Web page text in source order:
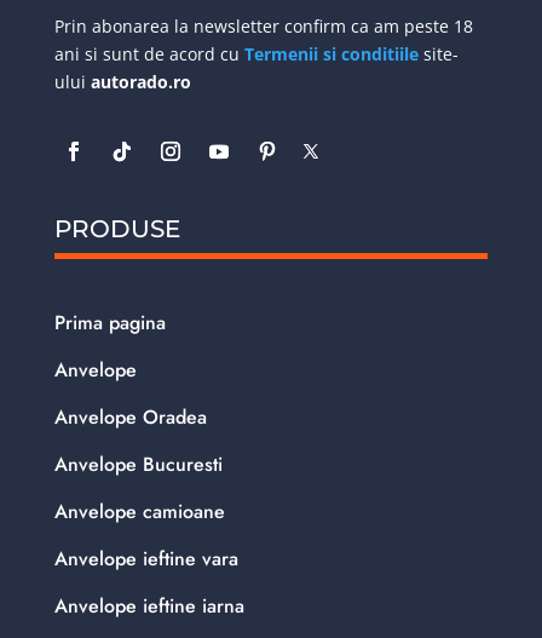
Prin abonarea la newsletter confirm ca am peste 18
ani si sunt de acord cu Termenii si conditiilesite-
ului autorado.ro
PRODUSE
Prima pagina
Anvelope
Anvelope Oradea
Anvelope Bucuresti
Anvelope camioane
Anvelope ieftine vara
Anvelope ieftine iarna